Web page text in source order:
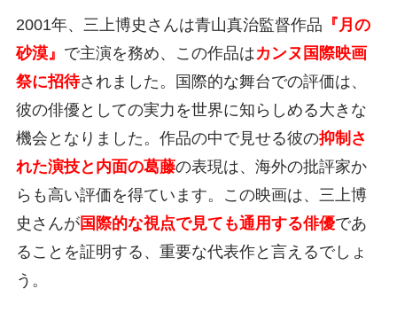
2001年、三上博史さんは青山真治監督作品 『月の
砂漠』 で主演を務め、この作品はカンヌ国際映画
祭に招待されました。国際的な舞台での評価は、
彼の俳優としての実力を世界に知らしめる大きな
機会となりました。作品の中で見せる彼の抑制さ
れた演技と内面の葛藤の表現は、海外の批評家か
らも高い評価を得ています。この映画は、三上博
史さんが国際的な視点で見ても通用する俳優であ
ることを証明する、重要な代表作と言えるでしょ
う。